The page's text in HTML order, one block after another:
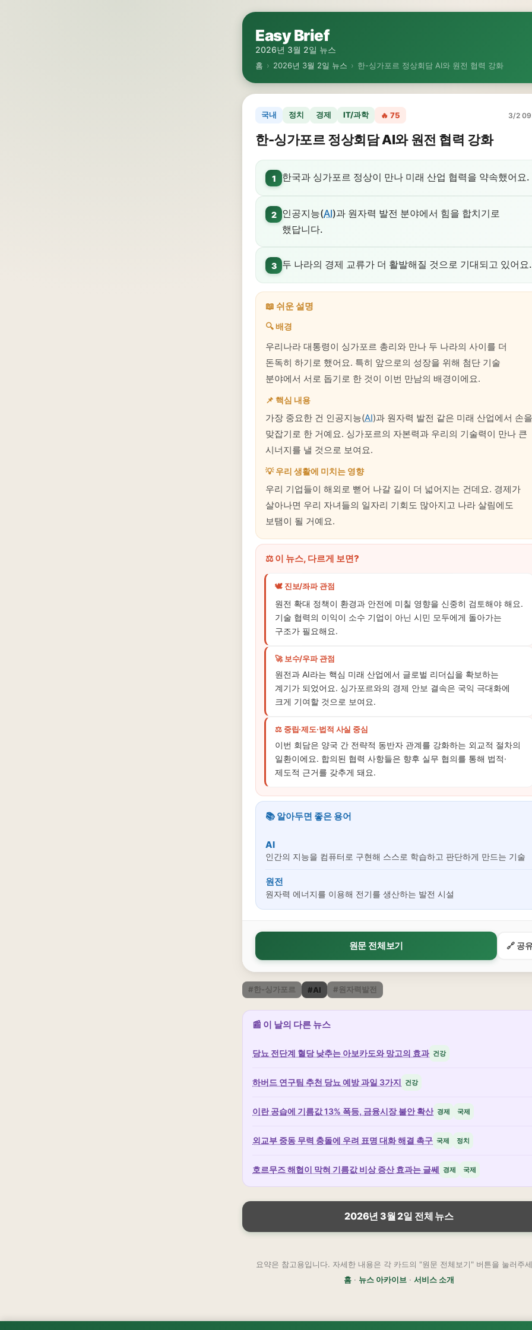
Easy Brief
2026년 3월 2일 뉴스
홈 › 2026년 3월 2일 뉴스 › 한-싱가포르 정상회담 AI와 원전 협력 강화
국내 정치 경제 IT/과학 🔥 75 3/2
한-싱가포르 정상회담 AI와 원전 협력 강화
1 한국과 싱가포르 정상이 만나 미래 산업 협력을 약속했어요.
2 인공지능(AI)과 원자력 발전 분야에서 힘을 합치기로
했답니다.
3 두 나라의 경제 교류가 더 활발해질 것으로 기대되고 있어요.
📖 쉬운 설명
🔍 배경
우리나라 대통령이 싱가포르 총리와 만나 두 나라의 사이를 더
돈독히 하기로 했어요. 특히 앞으로의 성장을 위해 첨단 기술
분야에서 서로 돕기로 한 것이 이번 만남의 배경이에요.
📌 핵심 내용
가장 중요한 건 인공지능(AI)과 원자력 발전 같은 미래 산업에서 손을
맞잡기로 한 거예요. 싱가포르의 자본력과 우리의 기술력이 만나 큰
시너지를 낼 것으로 보여요.
💡 우리 생활에 미치는 영향
우리 기업들이 해외로 뻗어 나갈 길이 더 넓어지는 건데요. 경제가
살아나면 우리 자녀들의 일자리 기회도 많아지고 나라 살림에도
보탬이 될 거예요.
⚖️ 이 뉴스, 다르게 보면?
🕊️ 진보/좌파 관점
원전 확대 정책이 환경과 안전에 미칠 영향을 신중히 검토해야 해요.
기술 협력의 이익이 소수 기업이 아닌 시민 모두에게 돌아가는
구조가 필요해요.
🚀 보수/우파 관점
원전과 AI라는 핵심 미래 산업에서 글로벌 리더십을 확보하는
계기가 되었어요. 싱가포르와의 경제 안보 결속은 국익 극대화에
크게 기여할 것으로 보여요.
⚖️ 중립·제도·법적 사실 중심
이번 회담은 양국 간 전략적 동반자 관계를 강화하는 외교적 절차의
일환이에요. 합의된 협력 사항들은 향후 실무 협의를 통해 법적·
제도적 근거를 갖추게 돼요.
📚 알아두면 좋은 용어
AI
인간의 지능을 컴퓨터로 구현해 스스로 학습하고 판단하게 만드는 기술
원전
원자력 에너지를 이용해 전기를 생산하는 발전 시설
원문 전체보기 🔗 공
#한-싱가포르 #AI #원자력발전
📰 이 날의 다른 뉴스
당뇨 전단계 혈당 낮추는 아보카도와 망고의 효과 건강
하버드 연구팀 추천 당뇨 예방 과일 3가지 건강
이란 공습에 기름값 13% 폭등, 금융시장 불안 확산 경제 국제
외교부 중동 무력 충돌에 우려 표명 대화 해결 촉구 국제 정치
호르무즈 해협이 막혀 기름값 비상 증산 효과는 글쎄 경제 국제
2026년 3월 2일 전체 뉴스
요약은 참고용입니다. 자세한 내용은 각 카드의 "원문 전체보기" 버튼을 눌러주
홈 · 뉴스 아카이브 · 서비스 소개